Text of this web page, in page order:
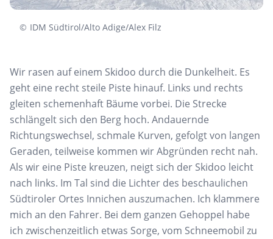
© IDM Südtirol/Alto Adige/Alex Filz
Wir rasen auf einem Skidoo durch die Dunkelheit. Es
geht eine recht steile Piste hinauf. Links und rechts
gleiten schemenhaft Bäume vorbei. Die Strecke
schlängelt sich den Berg hoch. Andauernde
Richtungswechsel, schmale Kurven, gefolgt von langen
Geraden, teilweise kommen wir Abgründen recht nah.
Als wir eine Piste kreuzen, neigt sich der Skidoo leicht
nach links. Im Tal sind die Lichter des beschaulichen
Südtiroler Ortes Innichen auszumachen. Ich klammere
mich an den Fahrer. Bei dem ganzen Gehoppel habe
ich zwischenzeitlich etwas Sorge, vom Schneemobil zu